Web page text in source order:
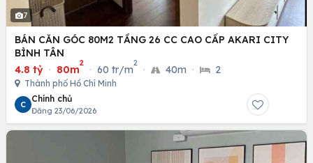
7
BÁN CĂN GÓC 80M2 TẦNG 26 CC CAO CẤP AKARI CITY
BÌNH TÂN
4.8 tỷ · 80m
2
· 60 tr/m
2
· 40m · 2
Thành phố Hồ Chí Minh
C
Chính chủ
Đăng 23/06/2026